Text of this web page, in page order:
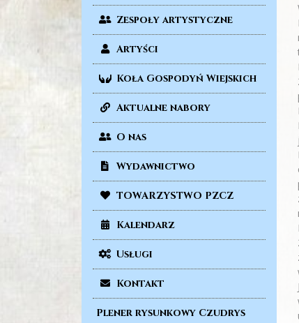
Zespoły artystyczne
Artyści
Koła Gospodyń Wiejskich
Aktualne nabory
O nas
Wydawnictwo
TOWARZYSTWO PZCZ
Kalendarz
Usługi
Kontakt
Plener rysunkowy Czudrys